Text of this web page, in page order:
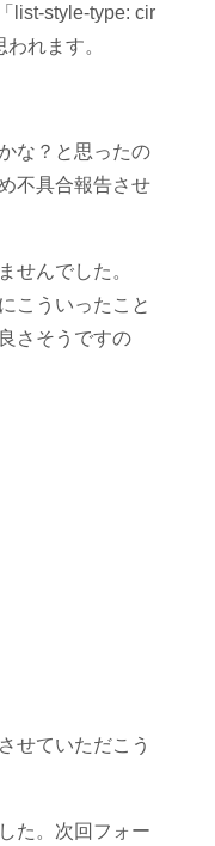
list-style-type: cir
れます。
な？と思ったの
不具合報告させ
せんでした。
こういったこと
さそうですの
せていただこう
た。次回フォー